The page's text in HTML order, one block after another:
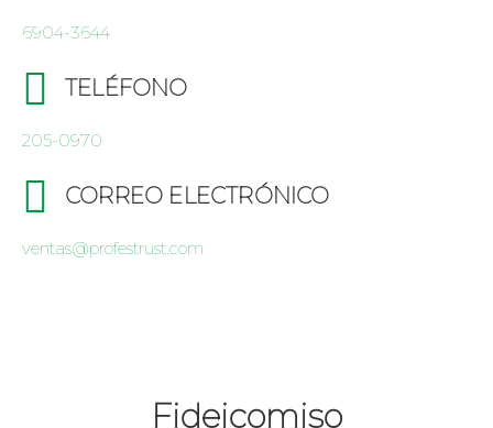
6904-3644
TELÉFONO
205-0970
CORREO ELECTRÓNICO
ventas@profestrust.com
Fideicomiso